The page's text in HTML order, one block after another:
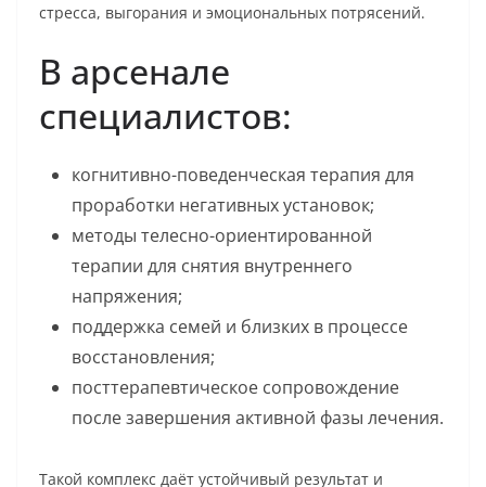
стресса, выгорания и эмоциональных потрясений.
В арсенале
специалистов:
когнитивно-поведенческая терапия для
проработки негативных установок;
методы телесно-ориентированной
терапии для снятия внутреннего
напряжения;
поддержка семей и близких в процессе
восстановления;
посттерапевтическое сопровождение
после завершения активной фазы лечения.
Такой комплекс даёт устойчивый результат и